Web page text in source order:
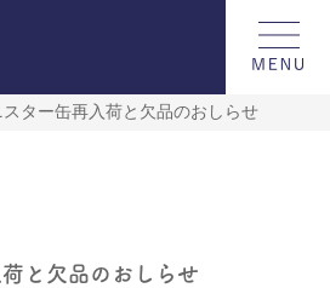
スター缶再入荷と欠品のおしらせ
と欠品のおしらせ